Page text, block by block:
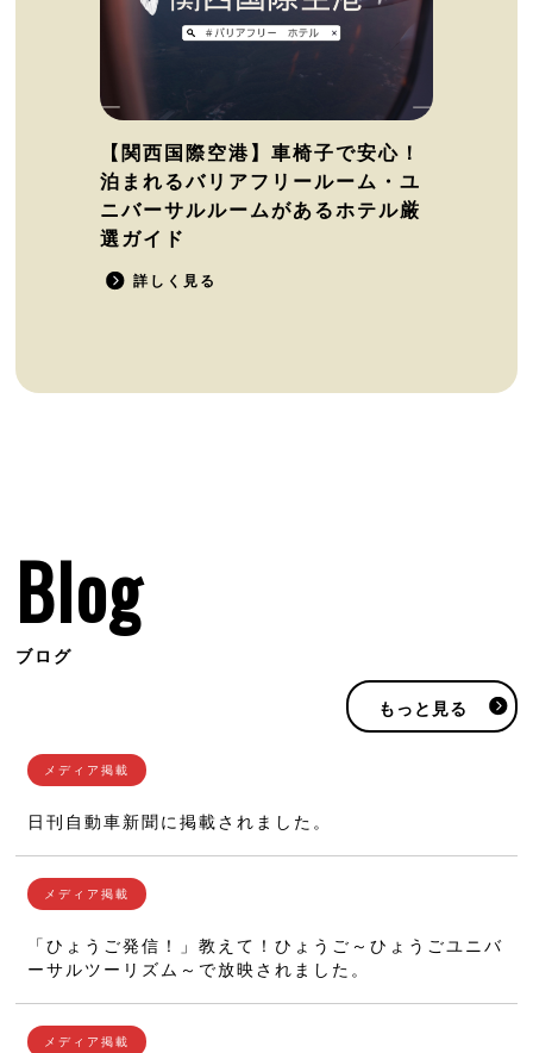
【関西国際空港】車椅子で安心！
泊まれるバリアフリールーム・ユ
ニバーサルルームがあるホテル厳
選ガイド
詳しく見る
Blog
ブログ
もっと見る
日刊自動車新聞に掲載されました。
「ひょうご発信！」教えて！ひょうご～ひょうごユニバ
ーサルツーリズム～で放映されました。